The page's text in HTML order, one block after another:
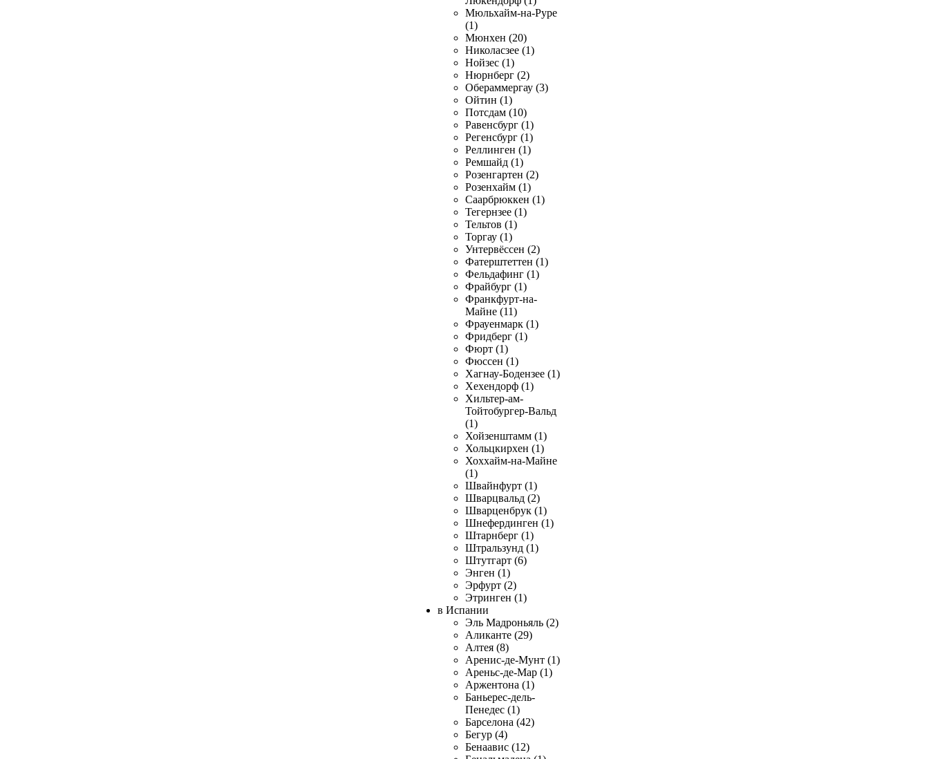
Мюльхайм-на-Руре
(1)
Мюнхен (20)
Николасзее (1)
Нойзес (1)
Нюрнберг (2)
Обераммергау (3)
Ойтин (1)
Потсдам (10)
Равенсбург (1)
Регенсбург (1)
Реллинген (1)
Ремшайд (1)
Розенгартен (2)
Розенхайм (1)
Саарбрюккен (1)
Тегернзее (1)
Тельтов (1)
Торгау (1)
Унтервёссен (2)
Фатерштеттен (1)
Фельдафинг (1)
Фрайбург (1)
Франкфурт-на-
Майне (11)
Фрауенмарк (1)
Фридберг (1)
Фюрт (1)
Фюссен (1)
Хагнау-Бодензее (1)
Хехендорф (1)
Хильтер-ам-
Тойтобургер-Вальд
(1)
Хойзенштамм (1)
Хольцкирхен (1)
Хоххайм-на-Майне
(1)
Швайнфурт (1)
Шварцвальд (2)
Шварценбрук (1)
Шнефердинген (1)
Штарнберг (1)
Штральзунд (1)
Штутгарт (6)
Энген (1)
Эрфурт (2)
Этринген (1)
в Испании
Эль Мадроньяль (2)
Аликанте (29)
Алтея (8)
Аренис-де-Мунт (1)
Ареньс-де-Мар (1)
Аржентона (1)
Баньерес-дель-
Пенедес (1)
Барселона (42)
Бегур (4)
Бенаавис (12)